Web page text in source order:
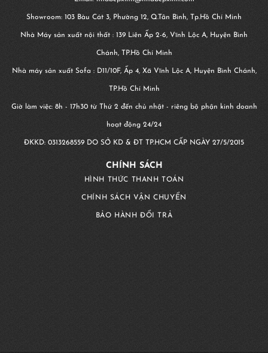
Showroom: 103 Bàu Cát 3, Phường 12, Q.Tân Bình, Tp.Hồ Chí Minh
Nhà Máy sản xuất nội thất : 139 Liên Ấp 2-6, Vĩnh Lộc A, Huyện Bình
Chánh, TP.Hồ Chí Minh
Nhà máy sản xuất Sofa : D11/10F, Ấp 4, Xã Vĩnh Lộc A, Huyện Bình Chánh,
TP.Hồ Chí Minh
Giờ làm việc: 8h - 17h30 từ Thứ 2 đến chủ nhật - riêng bộ phận kinh doanh
hoạt động 24/24
ĐKKD: 0313268559 DO SỞ KD & ĐT TP.HCM CẤP NGÀY 27/5/2015
CHÍNH SÁCH
HÌNH THỨC THANH TOÁN
CHÍNH SÁCH VẬN CHUYỂN
BẢO HÀNH ĐỔI TRẢ